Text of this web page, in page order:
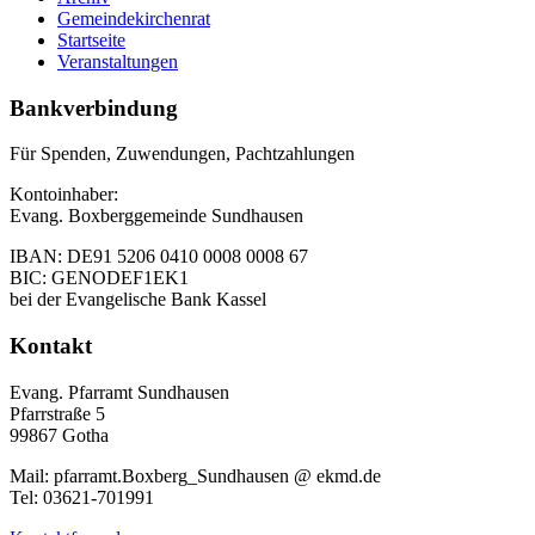
Gemeindekirchenrat
Startseite
Veranstaltungen
Bankverbindung
Für Spenden, Zuwendungen, Pachtzahlungen
Kontoinhaber:
Evang. Boxberggemeinde Sundhausen
IBAN: DE91 5206 0410 0008 0008 67
BIC: GENODEF1EK1
bei der Evangelische Bank Kassel
Kontakt
Evang. Pfarramt Sundhausen
Pfarrstraße 5
99867 Gotha
Mail: pfarramt.Boxberg_Sundhausen @ ekmd.de
Tel: 03621-701991